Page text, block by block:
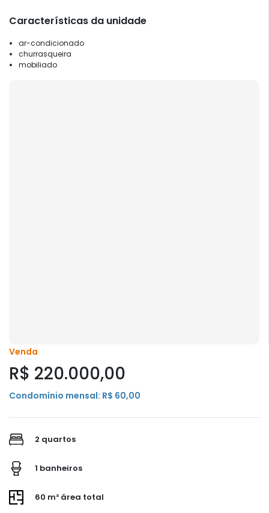
Características da unidade
ar-condicionado
churrasqueira
mobiliado
Venda
R$ 220.000,00
Condomínio mensal: R$ 60,00
2 quartos
1 banheiros
60 m² área total